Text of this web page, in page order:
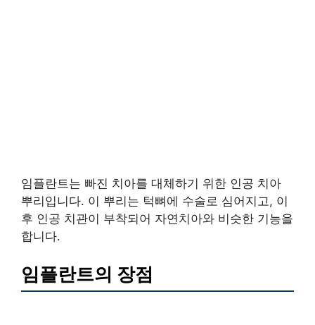
임플란트는 빠진 치아를 대체하기 위한 인공 치아
뿌리입니다. 이 뿌리는 턱뼈에 수술로 심어지고, 이
후 인공 치관이 부착되어 자연치아와 비슷한 기능을
합니다.
임플란트의 장점